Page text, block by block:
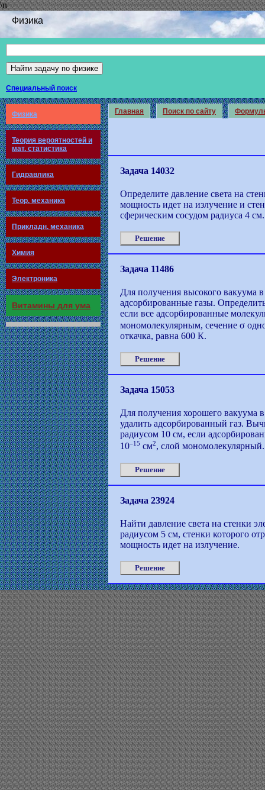
\n
Физика
Специальный поиск
Физика
Теория вероятностей и
мат. статистика
Гидравлика
Теор. механика
Прикладн. механика
Химия
Электроника
Витамины для ума
Главная Поиск по сайту
Задача 14032
Определите давление света на
мощность идет на излучение и
сферическим сосудом радиуса 4 см.
Решение
Задача 11486
Для получения высокого вакуума
адсорбированные газы.
если все адсорбированные
мономолекулярным, сечение σ
откачка, равна 600 К.
Решение
Задача 15053
Для получения хорошего вакуума
удалить адсорбированный газ.
радиусом 10 см, если
10–15 см2, слой
Решение
Задача 23924
Найти давление света на стенки
радиусом 5 см, стенки которого
мощность идет на излучение.
Решение